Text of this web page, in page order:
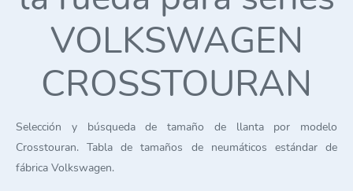
VOLKSWAGEN
CROSSTOURAN
Selección y búsqueda de tamaño de llanta por modelo
Crosstouran. Tabla de tamaños de neumáticos estándar de
fábrica Volkswagen.